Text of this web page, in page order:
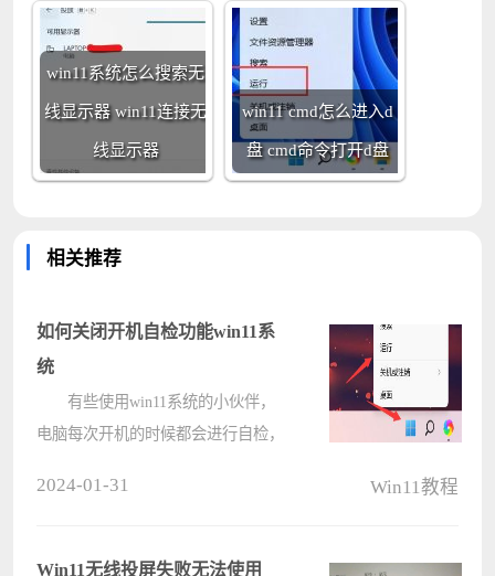
win11系统怎么搜索无
线显示器 win11连接无
线显示器
win11 cmd怎么进入d
盘 cmd命令打开d盘
相关推荐
如何关闭开机自检功能win11系
统
有些使用win11系统的小伙伴，
电脑每次开机的时候都会进行自检，
闭开机自检功能，可是不了解操作方
2024-01-31 Win11教程
Win11无线投屏失败无法使用